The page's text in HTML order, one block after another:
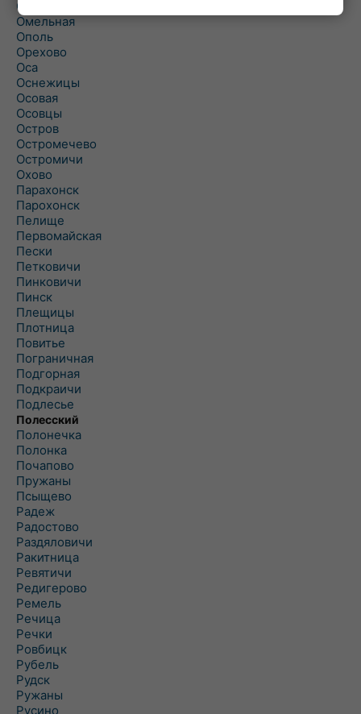
Ольшаны
Омельная
Ополь
Орехово
Оса
Оснежицы
Осовая
Осовцы
Остров
Остромечево
Остромичи
Охово
Парахонск
Парохонск
Пелище
Первомайская
Пески
Петковичи
Пинковичи
Пинск
Плещицы
Плотница
Повитье
Пограничная
Подгорная
Подкраичи
Подлесье
Полесский
Полонечка
Полонка
Почапово
Пружаны
Псыщево
Радеж
Радостово
Раздяловичи
Ракитница
Ревятичи
Редигерово
Ремель
Речица
Речки
Ровбицк
Рубель
Рудск
Ружаны
Русино